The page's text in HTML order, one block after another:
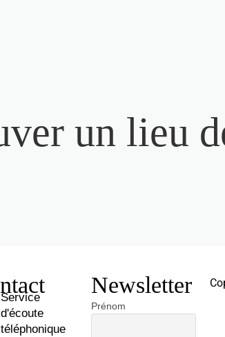
un lieu
Service
d'écoute
téléphonique
Newsletter
Prénom